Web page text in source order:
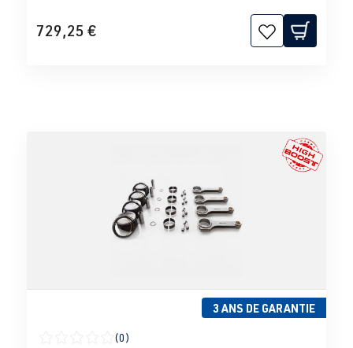
729,25 €
3 ANS DE GARANTIE
(0)